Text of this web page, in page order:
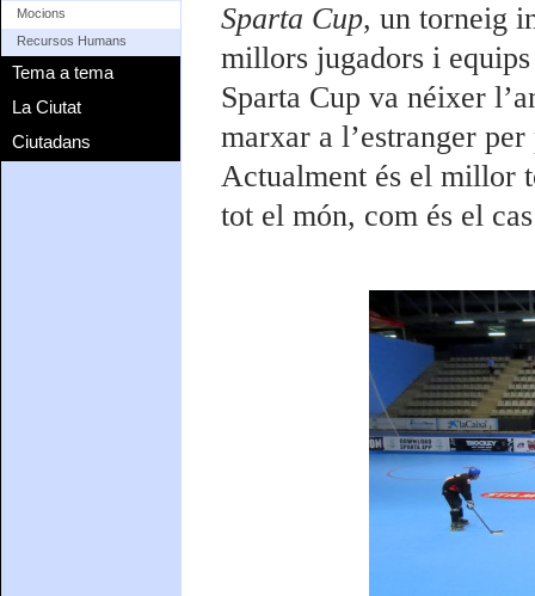
Mocions
Recursos Humans
Tema a tema
La Ciutat
Ciutadans
Sparta Cup, un torneig
millors jugadors i
Sparta Cup va néixer
marxar a l’estranger
Actualment és el millor
tot el món, com és el